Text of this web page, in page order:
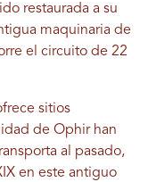
restaurada a su
maquinaria de
el circuito de 22
sitios
de Ophir han
al pasado,
en este antiguo